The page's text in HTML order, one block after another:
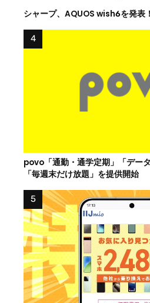
シャープ、AQUOS wish6を発表
povo「通勤・通学定期」「デー
「毎週末だけ放題」を提供開始